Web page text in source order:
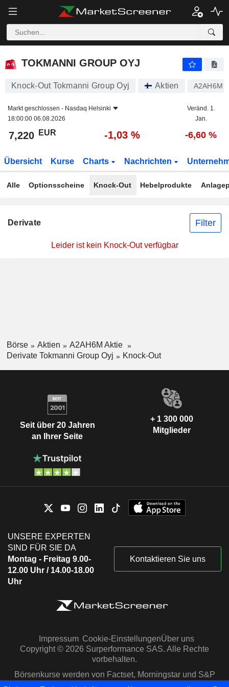
TOKMANNI GROUP OYJ
TOKMANNI GROUP OYJ
Knock-Out Tokmanni Group Oyj Aktien A2AH6M
Markt geschlossen - Nasdaq Helsinki
18:00:00 06.08.2026
Veränd. 1.
Jan.
7,220 EUR -1,03 % -6,60 %
Übersicht Kurse Charts Nachrichten
Alle Optionsscheine Knock-Out Hebelprodukte
Derivate Filter
Leider ist kein Knock-Out verfügbar
Börse Aktien
A2AH6M Aktie
Derivate Tokmanni Group Oyj
Knock-Out
Seit über 20 Jahren
an Ihrer Seite
+ 1 300 000
Mitglieder
UNSERE EXPERTEN
SIND FÜR SIE DA
Montag - Freitag 9.00-
12.00 Uhr / 14.00-18.00
Uhr
Kontaktieren Sie uns
Impressum Cookie-EinstellungenÜber uns
Copyright © 2026 Surperformance SAS. Alle Rechte
vorbehalten.
Börsenkurse werden von Factset, Morningstar und S&P
Capital IQ zur Verfügung gestellt